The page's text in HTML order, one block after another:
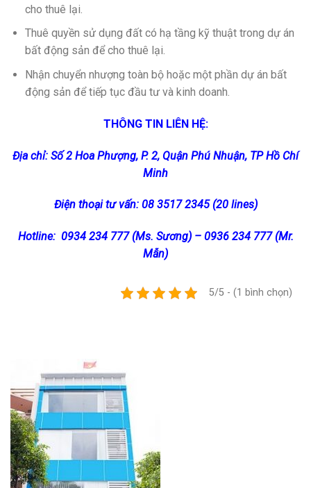
cho thuê lại.
Thuê quyền sử dụng đất có hạ tầng kỹ thuật trong dự án
bất động sản để cho thuê lại.
Nhận chuyển nhượng toàn bộ hoặc một phần dự án bất
động sản để tiếp tục đầu tư và kinh doanh.
THÔNG TIN LIÊN HỆ:
Địa chỉ: Số 2 Hoa Phượng, P. 2, Quận Phú Nhuận, TP Hồ Chí
Minh
Điện thoại tư vấn: 08 3517 2345 (20 lines)
Hotline: 0934 234 777 (Ms. Sương) – 0936 234 777 (Mr.
Mẫn)
5/5 - (1 bình chọn)